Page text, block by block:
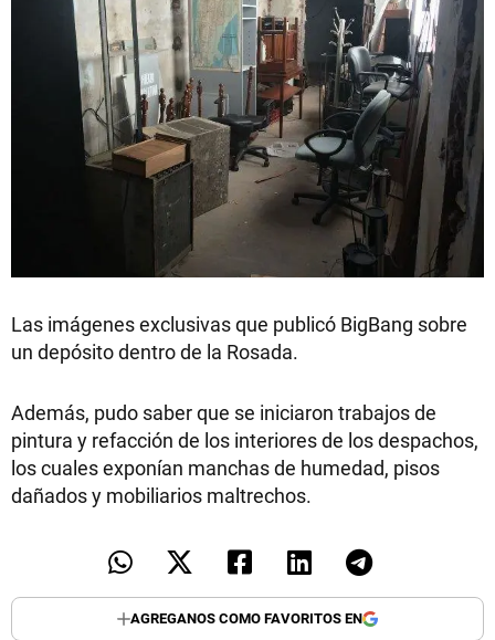
Las imágenes exclusivas que publicó BigBang sobre
un depósito dentro de la Rosada.
Además, pudo saber que se iniciaron trabajos de
pintura y refacción de los interiores de los despachos,
los cuales exponían manchas de humedad, pisos
dañados y mobiliarios maltrechos.
AGREGANOS COMO FAVORITOS EN